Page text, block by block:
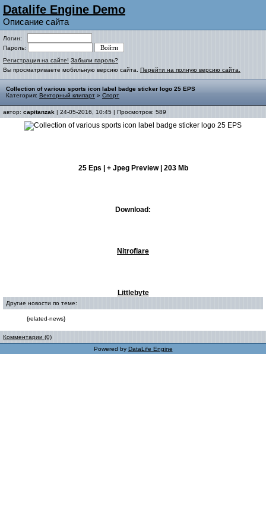
Datalife Engine Demo
Описание сайта
Логин:
Пароль:
Регистрация на сайте! Забыли пароль?
Вы просматриваете мобильную версию сайта. Перейти на полную версию сайта.
Collection of various sports icon label badge sticker logo 25 EPS
Категория: Векторный клипарт » Спорт
автор: capitanzak | 24-05-2016, 10:45 | Просмотров: 589
25 Eps | + Jpeg Preview | 203 Mb
Download:
Nitroflare
Littlebyte
Другие новости по теме:
{related-news}
Комментарии (0)
Powered by DataLife Engine